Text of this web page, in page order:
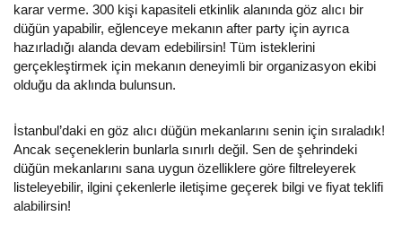
karar verme. 300 kişi kapasiteli etkinlik alanında göz alıcı bir
düğün yapabilir, eğlenceye mekanın after party için ayrıca
hazırladığı alanda devam edebilirsin! Tüm isteklerini
gerçekleştirmek için mekanın deneyimli bir organizasyon ekibi
olduğu da aklında bulunsun.
İstanbul’daki en göz alıcı düğün mekanlarını senin için sıraladık!
Ancak seçeneklerin bunlarla sınırlı değil. Sen de şehrindeki
düğün mekanlarını sana uygun özelliklere göre filtreleyerek
listeleyebilir, ilgini çekenlerle iletişime geçerek bilgi ve fiyat teklifi
alabilirsin!